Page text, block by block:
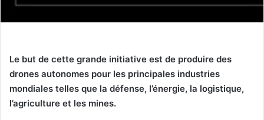
Le but de cette grande initiative est de produire des
drones autonomes pour les principales industries
mondiales telles que la défense, l’énergie, la logistique,
l’agriculture et les mines.